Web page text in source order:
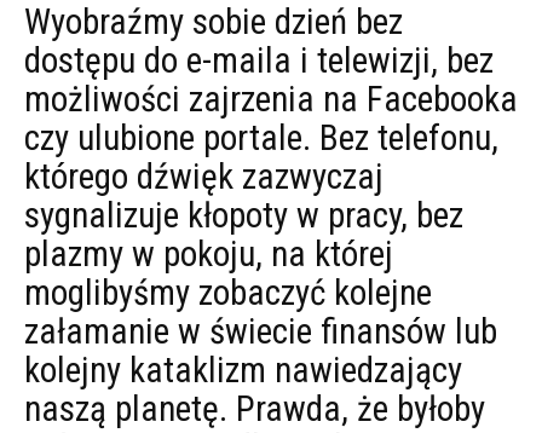
Wyobraźmy sobie dzień bez
dostępu do e-maila i telewizji, bez
możliwości zajrzenia na Facebooka
czy ulubione portale. Bez telefonu,
którego dźwięk zazwyczaj
sygnalizuje kłopoty w pracy, bez
plazmy w pokoju, na której
moglibyśmy zobaczyć kolejne
załamanie w świecie finansów lub
kolejny kataklizm nawiedzający
naszą planetę. Prawda, że byłoby